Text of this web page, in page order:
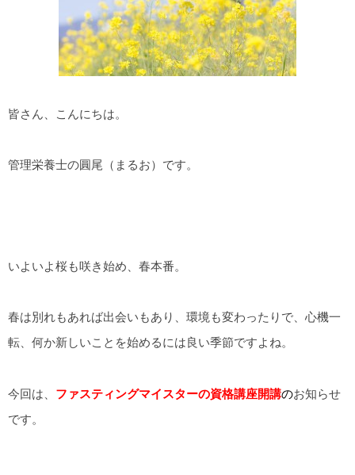
皆さん、こんにちは。
管理栄養士の圓尾（まるお）です。
いよいよ桜も咲き始め、春本番。
春は別れもあれば出会いもあり、環境も変わったりで、心機一
転、何か新しいことを始めるには良い季節ですよね。
今回は、 ファスティングマイスターの資格講座開講のお知らせ
です。